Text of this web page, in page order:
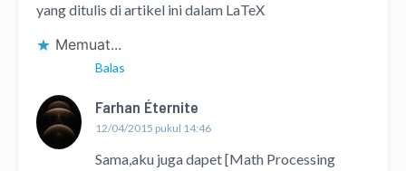
yang ditulis di artikel ini dalam LaTeX
Memuat...
Balas
Farhan Éternite
12/04/2015 pukul 14:46
Sama,aku juga dapet [Math Processing